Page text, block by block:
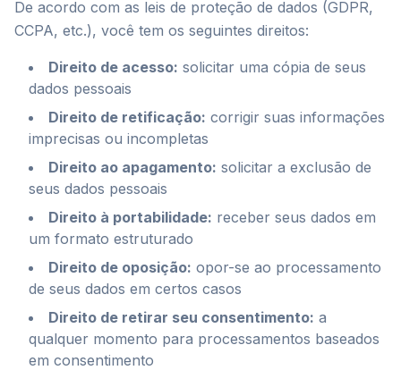
De acordo com as leis de proteção de dados (GDPR,
CCPA, etc.), você tem os seguintes direitos:
Direito de acesso: solicitar uma cópia de seus
dados pessoais
Direito de retificação: corrigir suas informações
imprecisas ou incompletas
Direito ao apagamento: solicitar a exclusão de
seus dados pessoais
Direito à portabilidade: receber seus dados em
um formato estruturado
Direito de oposição: opor-se ao processamento
de seus dados em certos casos
Direito de retirar seu consentimento: a
qualquer momento para processamentos baseados
em consentimento